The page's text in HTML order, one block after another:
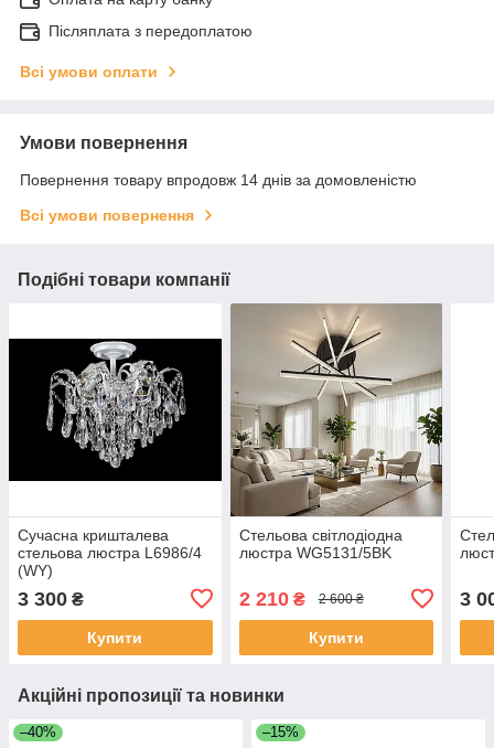
Післяплата з передоплатою
Всі умови оплати
Умови повернення
Повернення товару впродовж 14 днів за домовленістю
Всі умови повернення
Подібні товари компанії
Сучасна кришталева
стельова люстра L6986/4
(WY)
3 300 ₴
Купити
Стельова світлодіодна
люстра WG5131/5BK
2 210₴ 2 600 ₴
Купити
3
Акційні пропозиції та новинки
–40% –15%